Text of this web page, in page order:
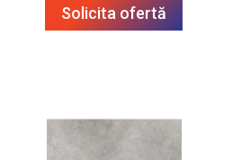
Solicita ofertă